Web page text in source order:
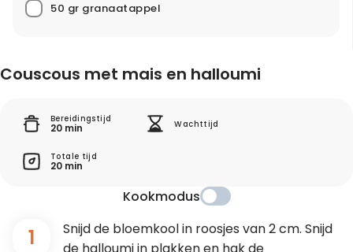
50 gr granaatappel
Couscous met mais en halloumi
Bereidingstijd
20 min Wachttijd
Totale tijd
20 min
Kookmodus
1
Snijd de bloemkool in roosjes van 2 cm. Snijd